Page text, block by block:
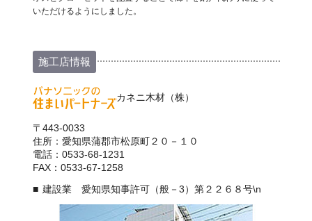
いただけるようにしました。
施工店情報
カネニ木材（株）
〒443-0033
住所：愛知県蒲郡市松原町２０－１０
電話：0533-68-1231
FAX：0533-67-1258
建設業 愛知県知事許可（般－3）第２２６８号\n